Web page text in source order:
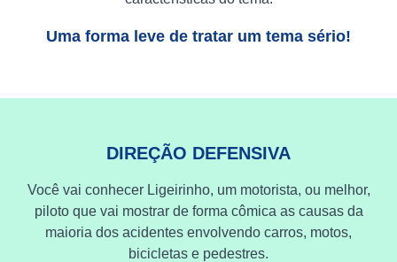
Uma forma leve de tratar um tema sério!
DIREÇÃO DEFENSIVA
Você vai conhecer Ligeirinho, um motorista, ou melhor,
piloto que vai mostrar de forma cômica as causas da
maioria dos acidentes envolvendo carros, motos,
bicicletas e pedestres.